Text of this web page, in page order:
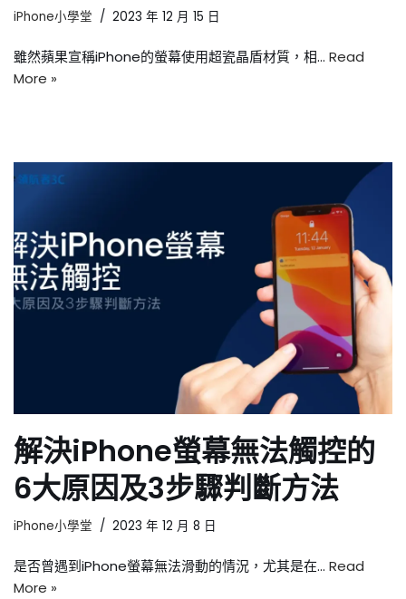
iPhone小學堂 2023 年 12 月 15 日
雖然蘋果宣稱iPhone的螢幕使用超瓷晶盾材質，相… Read
More »
解決iPhone螢幕無法觸控的
6大原因及3步驟判斷方法
iPhone小學堂 2023 年 12 月 8 日
是否曾遇到iPhone螢幕無法滑動的情況，尤其是在… Read
More »